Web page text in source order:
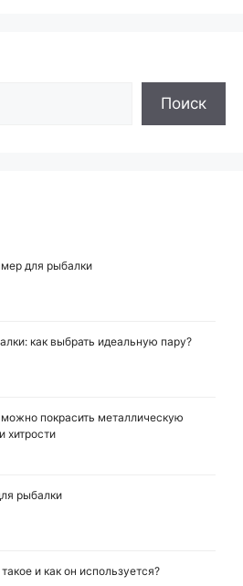
Поиск
для рыбалки
как выбрать идеальную пару?
можно покрасить металлическую
хитрости
рыбалки
и как он используется?